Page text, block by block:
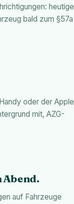
heutige
bald zum §57a
oder der Apple
mit, AZG-
Abend.
auf Fahrzeuge